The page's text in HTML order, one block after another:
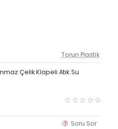
Güncel Fiyat
Torun Plastik
Çelik Klapeli Atık Su
Soru Sor